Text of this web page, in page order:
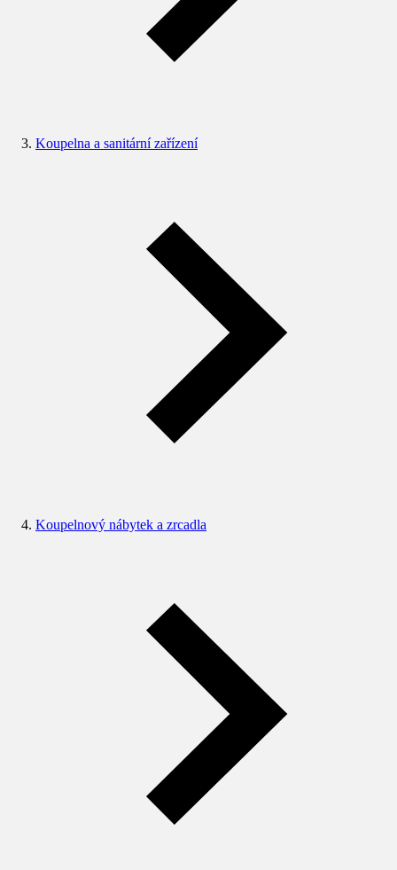
Koupelna a sanitární zařízení
Koupelnový nábytek a zrcadla